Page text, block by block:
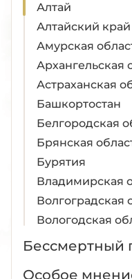
Алтай
Алтайский край
Амурская
Архангельская
Астраханская
Башкортостан
Белгородская
Брянская
Бурятия
Владимирская
Волгоградская
Вологодская
Воронежская
Бессмертный
Особое